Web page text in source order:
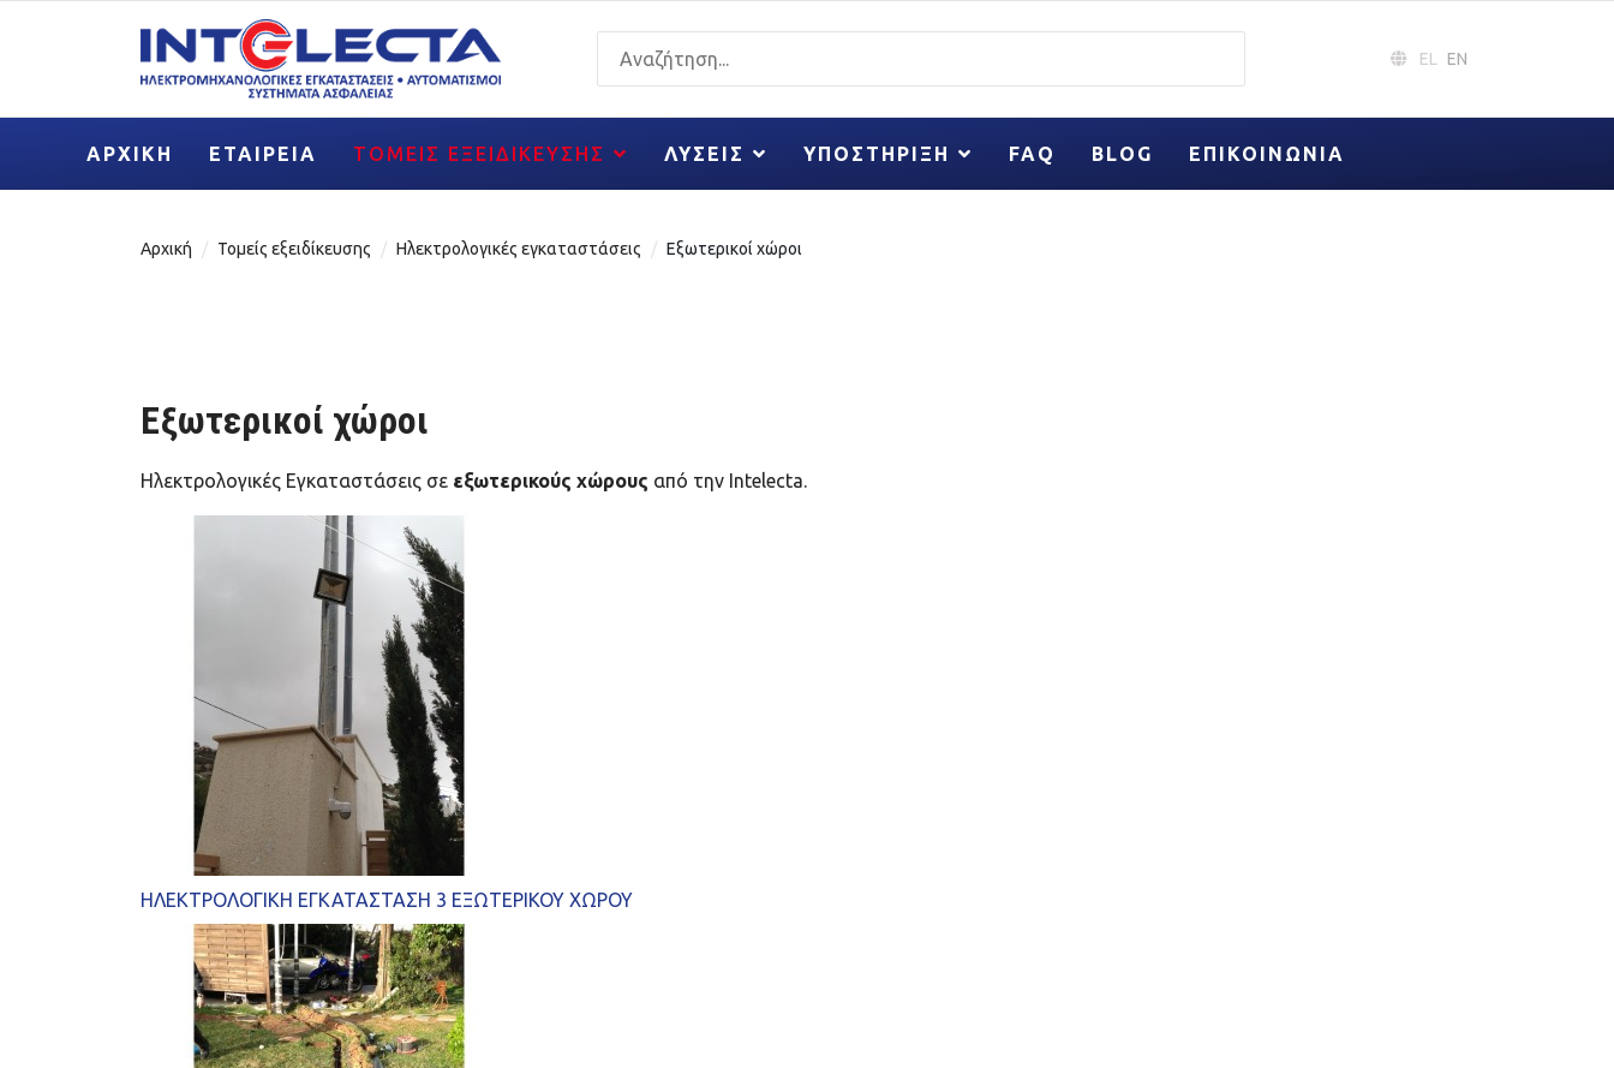
EL EN
ΑΡΧΙΚΉ ΕΤΑΙΡΕΊΑ ΤΟΜΕΊΣ ΕΞΕΙΔΊΚΕΥΣΗΣ ΛΎΣΕΙΣ ΥΠΟΣΤΉΡΙΞΗ FAQ BLOG ΕΠΙΚΟΙΝΩΝΊΑ
Αρχική Τομείς εξειδίκευσης Ηλεκτρολογικές εγκαταστάσεις Εξωτερικοί χώροι
Εξωτερικοί χώροι
Ηλεκτρολογικές Εγκαταστάσεις σε εξωτερικούς χώρους από την Intelecta.
ΗΛΕΚΤΡΟΛΟΓΙΚΗ ΕΓΚΑΤΑΣΤΑΣΗ 3 ΕΞΩΤΕΡΙΚΟΥ ΧΩΡΟΥ